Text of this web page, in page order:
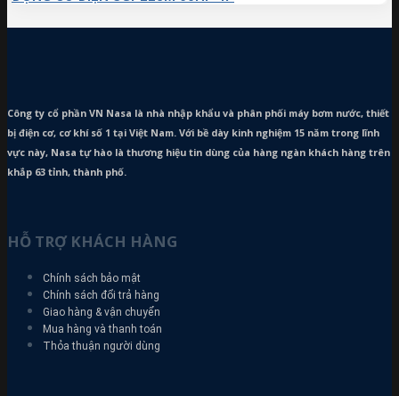
Công ty cổ phần VN Nasa là nhà nhập khẩu và phân phối máy bơm nước, thiết
bị điện cơ, cơ khí số 1 tại Việt Nam. Với bề dày kinh nghiệm 15 năm trong lĩnh
vực này, Nasa tự hào là thương hiệu tin dùng của hàng ngàn khách hàng trên
khắp 63 tỉnh, thành phố.
HỖ TRỢ KHÁCH HÀNG
Chính sách bảo mật
Chính sách đổi trả hàng
Giao hàng & vận chuyển
Mua hàng và thanh toán
Thỏa thuận người dùng